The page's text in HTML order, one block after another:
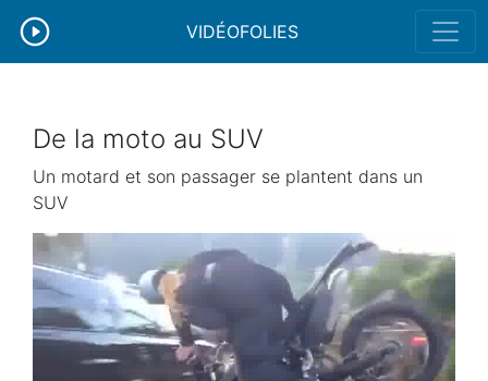
VIDÉOFOLIES
De la moto au SUV
Un motard et son passager se plantent dans un
SUV